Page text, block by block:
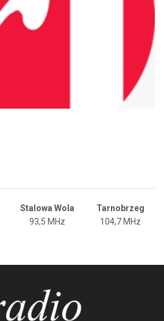
Stalowa Wola
Tarnobrzeg
93,5 MHz 104,7 MHz